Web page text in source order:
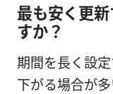
最も安く更
すか？
期間を長く設
下がる場合が